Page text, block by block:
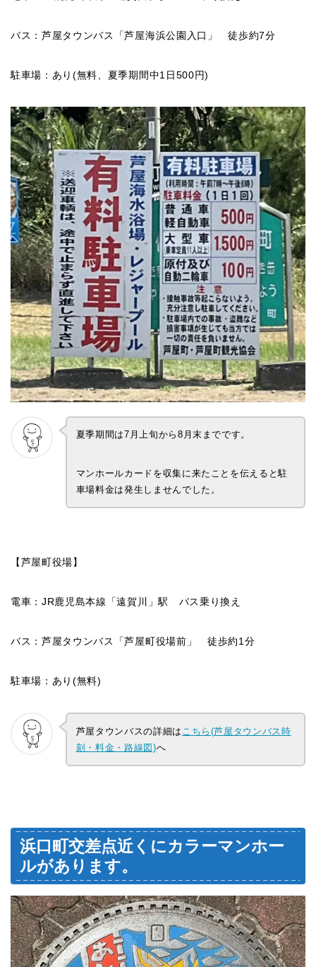
バス：芦屋タウンバス「芦屋海浜公園入口」 徒歩約7分
駐車場：あり(無料、夏季期間中1日500円)
夏季期間は7月上旬から8月末までです。
マンホールカードを収集に来たことを伝えると駐
車場料金は発生しませんでした。
【芦屋町役場】
電車：JR鹿児島本線「遠賀川」駅 バス乗り換え
バス：芦屋タウンバス「芦屋町役場前」 徒歩約1分
駐車場：あり(無料)
芦屋タウンバスの詳細は こちら(芦屋タウンバス時
刻・料金・路線図)へ
浜口町交差点近くにカラーマンホー
ルがあります。